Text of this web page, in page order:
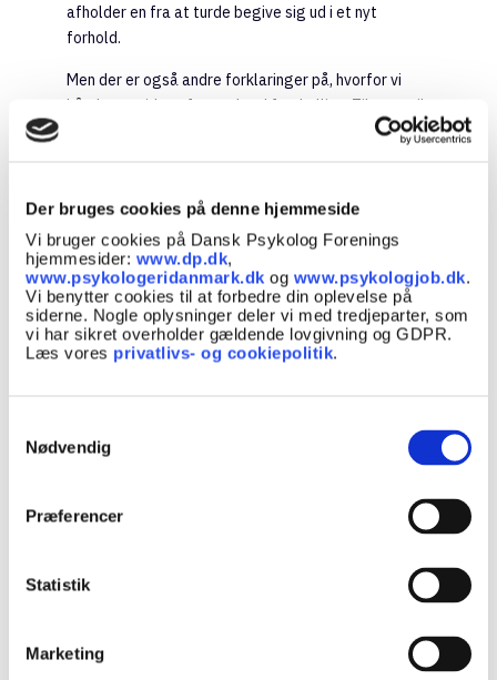
Der bruges cookies på denne hjemmeside
Vi bruger cookies på Dansk Psykolog Forenings
hjemmesider: www.dp.dk,
www.psykologeridanmark.dk og www.psykologjob.dk.
Vi benytter cookies til at forbedre din oplevelse på
siderne. Nogle oplysninger deler vi med tredjeparter, som
vi har sikret overholder gældende lovgivning og GDPR.
Læs vores privatlivs- og cookiepolitik.
Nødvendig
Præferencer
Statistik
Marketing
afholder en fra at turde begive sig ud i et nyt
forhold.
Men der er også andre forklaringer på, hvorfor vi
håndterer tiden efter et brud forskelligt. Tiltroen til,
at man kan finde en ny kæreste, spiller ind på,
Har man en fundamental tillid til relationer, som er
grundlagt i barndommen og det, der kaldes et trygt
tilknytningsmønster, er der større chance for at
komme helskindet igennem et tab af en
kærlighedspartner.
Har man derimod oplevet en utryg tilknytning i
opvæksten, er der større risiko for, at et
personen med et utrygt tilknytningsmønster kan
tilknytningsmønstre peger på, at op mod halvdelen
af alle mennesker i vores del af verden har en mere
Hvornår er det tid til at gå i parterapi?
Hvor længe varer